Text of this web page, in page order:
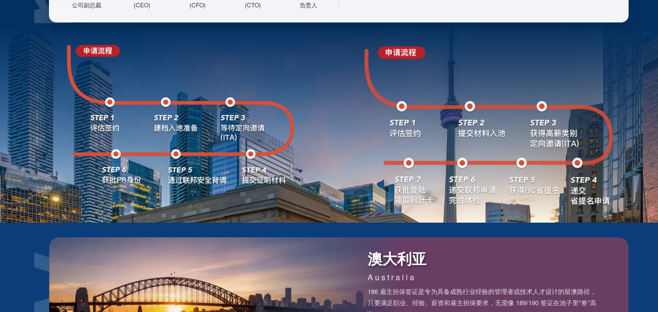
公司副总裁
(CEO)
(CFO)
(CTO)
负责人
澳大利亚
Australia
186 雇主担保签证是专为具备成熟行业经验的管理者或技术人才设计的留澳路径，
只要满足职业、经验、薪资和雇主担保要求，无需像 189/190 签证在池子里"卷"高